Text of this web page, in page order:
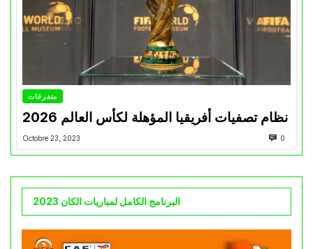
متفرقات
نظام تصفيات أفريقيا المؤهلة لكأس العالم 2026
Octobre 23, 2023 0
البرنامج الكامل لمباريات الكان 2023